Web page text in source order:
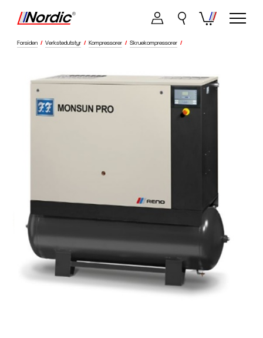
Forsiden / Verkstedutstyr / Kompressorer / Skruekompressorer /